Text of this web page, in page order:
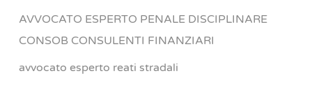
AVVOCATO ESPERTO PENALE DISCIPLINARE
CONSOB CONSULENTI FINANZIARI
avvocato esperto reati stradali